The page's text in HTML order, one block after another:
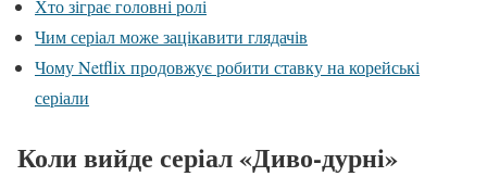
Хто зіграє головні ролі
Чим серіал може зацікавити глядачів
Чому Netflix продовжує робити ставку на корейські
серіали
Коли вийде серіал «Диво-дурні»